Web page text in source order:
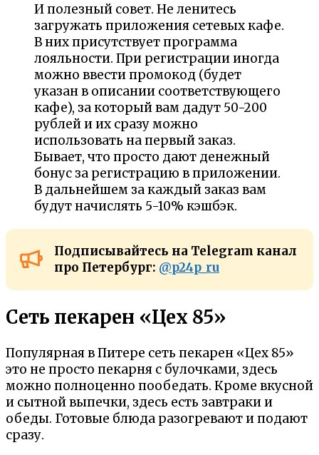
И полезный совет. Не ленитесь
загружать приложения сетевых кафе.
В них присутствует программа
лояльности. При регистрации иногда
можно ввести промокод (будет
указан в описании соответствующего
кафе), за который вам дадут 50-200
рублей и их сразу можно
использовать на первый заказ.
Бывает, что просто дают денежный
бонус за регистрацию в приложении.
В дальнейшем за каждый заказ вам
будут начислять 5-10% кэшбэк.
Подписывайтесь на Telegram канал
про Петербург: @p24p_ru
Сеть пекарен «Цех 85»
Популярная в Питере сеть пекарен «Цех 85»
это не просто пекарня с булочками, здесь
можно полноценно пообедать. Кроме вкусной
и сытной выпечки, здесь есть завтраки и
обеды. Готовые блюда разогревают и подают
сразу.